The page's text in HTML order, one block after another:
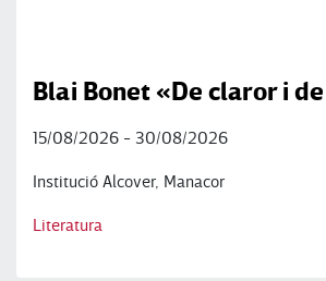
Blai Bonet «De claror i
15/08/2026 - 30/08/2026
Institució Alcover, Manacor
Literatura